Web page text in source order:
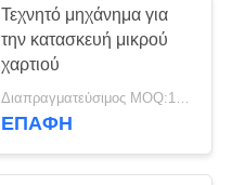
Τεχνητό μηχάνημα για
την κατασκευή μικρού
χαρτιού
Διαπραγματεύσιμος MOQ:1 Σετ
ΕΠΑΦΉ